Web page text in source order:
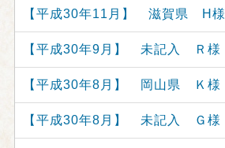
【平成30年11月】 滋賀県 H様
【平成30年9月】 未記入 Ｒ様
【平成30年8月】 岡山県 Ｋ様
【平成30年8月】 未記入 Ｇ様